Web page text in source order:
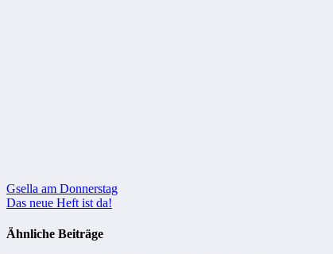
Beitragsnavigation
Gsella am Donnerstag
Das neue Heft ist da!
Ähnliche Beiträge